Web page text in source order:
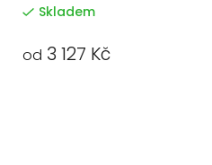
Skladem
od 3 127 Kč